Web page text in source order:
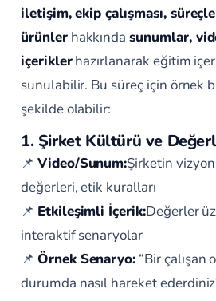
iletişim, ekip çalışması,
ürünlerhakkındasunumlar,
içeriklerhazırlanarak eğitim
sunulabilir. Bu süreç için örnek
şekilde olabilir:
1. Şirket Kültürü ve
📌 Video/Sunum:Şirketin
değerleri, etik kuralları
📌 Etkileşimli İçerik:Değerler
interaktif senaryolar
📌 Örnek Senaryo: “Bir çalışan
durumda nasıl hareket